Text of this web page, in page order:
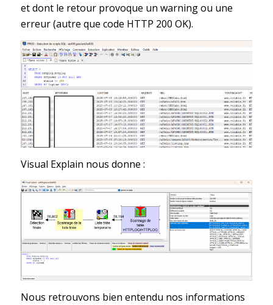
et dont le retour provoque un warning ou une
erreur (autre que code HTTP 200 OK).
Visual Explain nous donne :
Nous retrouvons bien entendu nos informations